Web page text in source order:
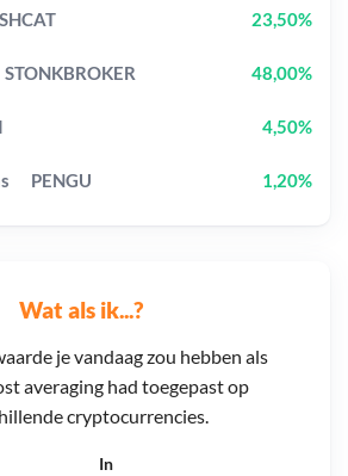
Wat als ik...?
je vandaag zou hebben als
averaging had toegepast op
cryptocurrencies.
In
23,50%
STONKBROKER 48,00%
4,50%
PENGU 1,20%